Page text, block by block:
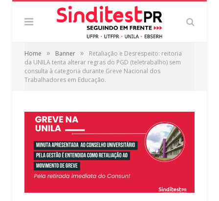
Home » Banner »
Retaliação e Desrespeito: reitoria
da UNILA tenta alterar regras do PGD (teletrabalho) sem
consulta à categoria durante Greve Nacional dos
Trabalhadores em Educação.